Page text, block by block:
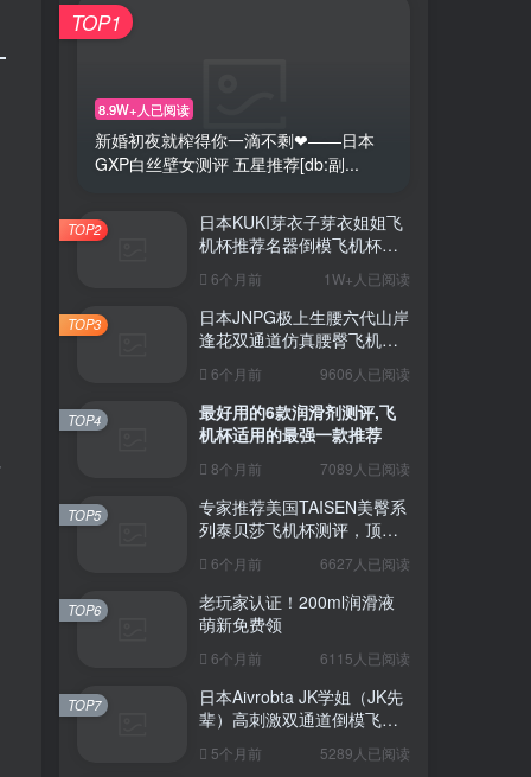
8.9W+人已阅读
新婚初夜就榨得你一滴不剩❤——日本
GXP白丝壁女测评 五星推荐[db:副...
TOP1
日本KUKI芽衣子芽衣姐姐飞
机杯推荐名器倒模飞机杯测
6个月前 1W+人已阅读
TOP2
日本JNPG极上生腰六代山岸
逢花双通道仿真腰臀飞机杯
致真实感的资深玩家
6个月前 9606人已阅读
TOP3
最好用的6款润滑剂测评,飞
机杯适用的最强一款推荐
8个月前 7089人已阅读
TOP4
专家推荐美国TAISEN美臀系
列泰贝莎飞机杯测评，顶级
6个月前 6627人已阅读
TOP5
老玩家认证！200ml润滑液
萌新免费领
6个月前 6115人已阅读
TOP6
日本Aivrobta JK学姐（JK先
辈）高刺激双通道倒模飞机
5个月前 5289人已阅读
TOP7